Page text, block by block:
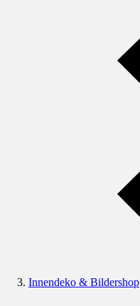
Innendeko & Bildershop